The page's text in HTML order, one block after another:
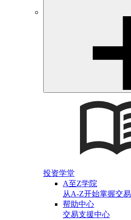
投资学堂
A至Z学院
从A-Z开始掌握交易
帮助中心
交易支援中心